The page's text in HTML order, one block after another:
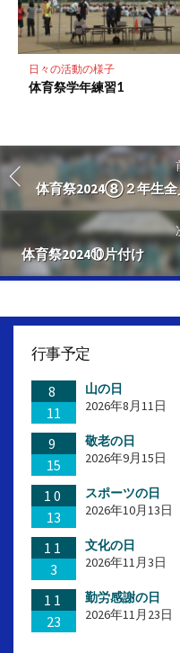
日々の活動の様子
体育祭学年練習1
体育祭2024⑧２年生全
体育祭2024⑩片付け
行事予定
8
11
山の日
2026年8月11日
9
15
敬老の日
2026年9月15日
10
13
スポーツの日
2026年10月13日
11
3
文化の日
2026年11月3日
11
23
勤労感謝の日
2026年11月23日